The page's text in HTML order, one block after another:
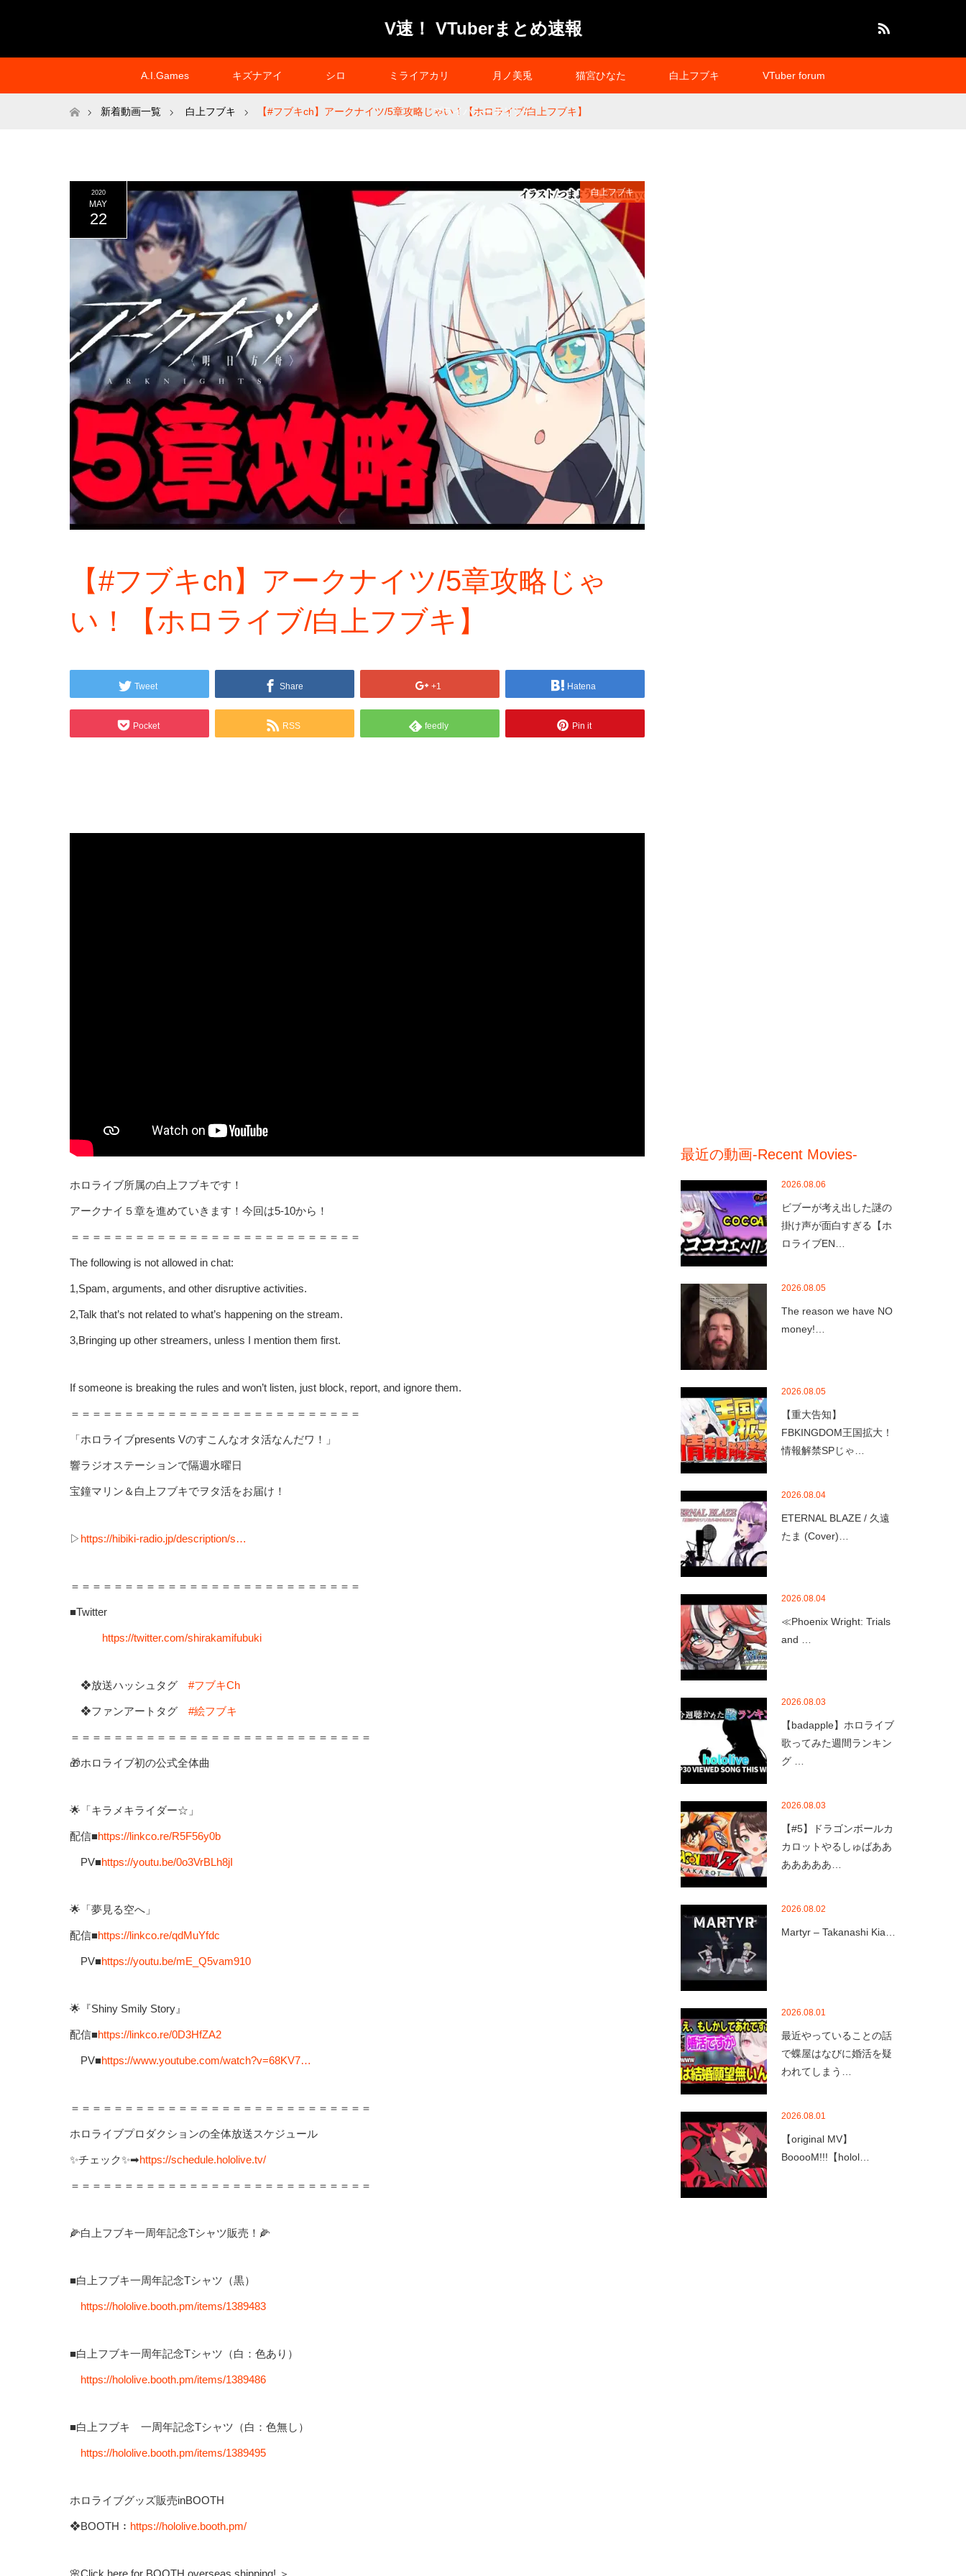
V速！ VTuberまとめ速報
A.I.Games キズナアイ シロ ミライアカリ 月ノ美兎 猫宮ひなた 白上フブキ VTuber forum
プライバシーポリシー
ホーム新着動画一覧 白上フブキ 【#フブキch】アークナイツ/5章攻略じゃい！【ホロライブ/白上フブキ】
2020
MAY
22
白上フブキ
【#フブキch】アークナイツ/5章攻略じゃ
い！【ホロライブ/白上フブキ】
Tweet Share +1 Hatena
Pocket RSS feedly Pin it
ホロライブ所属の白上フブキです！
アークナイ５章を進めていきます！今回は5-10から！
＝＝＝＝＝＝＝＝＝＝＝＝＝＝＝＝＝＝＝＝＝＝＝＝＝＝＝
The following is not allowed in chat:
1,Spam, arguments, and other disruptive activities.
2,Talk that’s not related to what’s happening on the stream.
3,Bringing up other streamers, unless I mention them first.
If someone is breaking the rules and won’t listen, just block, report, and ignore them.
＝＝＝＝＝＝＝＝＝＝＝＝＝＝＝＝＝＝＝＝＝＝＝＝＝＝＝
「ホロライブpresents Vのすこんなオタ活なんだワ！」
響ラジオステーションで隔週水曜日
宝鐘マリン＆白上フブキでヲタ活をお届け！
▷ https://hibiki-radio.jp/description/s…
＝＝＝＝＝＝＝＝＝＝＝＝＝＝＝＝＝＝＝＝＝＝＝＝＝＝＝
■Twitter
https://twitter.com/shirakamifubuki
❖放送ハッシュタグ #フブキCh
❖ファンアートタグ #絵フブキ
＝＝＝＝＝＝＝＝＝＝＝＝＝＝＝＝＝＝＝＝＝＝＝＝＝＝＝＝
🎁ホロライブ初の公式全体曲
🌟「キラメキライダー☆」
配信■https://linkco.re/R5F56y0b
PV■https://youtu.be/0o3VrBLh8jI
🌟「夢見る空へ」
配信■https://linkco.re/qdMuYfdc
PV■https://youtu.be/mE_Q5vam910
🌟『Shiny Smily Story』
配信■https://linkco.re/0D3HfZA2
PV■https://www.youtube.com/watch?v=68KV7…
＝＝＝＝＝＝＝＝＝＝＝＝＝＝＝＝＝＝＝＝＝＝＝＝＝＝＝＝
ホロライブプロダクションの全体放送スケジュール
✨チェック✨➡https://schedule.hololive.tv/
＝＝＝＝＝＝＝＝＝＝＝＝＝＝＝＝＝＝＝＝＝＝＝＝＝＝＝＝
🌽白上フブキ一周年記念Tシャツ販売！🌽
■白上フブキ一周年記念Tシャツ（黒）
https://hololive.booth.pm/items/1389483
■白上フブキ一周年記念Tシャツ（白：色あり）
https://hololive.booth.pm/items/1389486
■白上フブキ 一周年記念Tシャツ（白：色無し）
https://hololive.booth.pm/items/1389495
ホロライブグッズ販売inBOOTH
❖BOOTH： https://hololive.booth.pm/
最近の動画-Recent Movies-
2026.08.06
ビブーが考え出した謎の
掛け声が面白すぎる【ホ
ロライブEN…
2026.08.05
The reason we have NO
money!…
2026.08.05
【重大告知】
FBKINGDOM王国拡大！
情報解禁SPじゃ…
2026.08.04
ETERNAL BLAZE / 久遠
たま (Cover)…
2026.08.04
≪Phoenix Wright: Trials
and …
2026.08.03
【badapple】ホロライブ
歌ってみた週間ランキン
グ …
2026.08.03
【#5】ドラゴンボールカ
カロットやるしゅばああ
あああああ…
2026.08.02
Martyr – Takanashi Kia…
2026.08.01
最近やっていることの話
で蝶屋はなびに婚活を疑
われてしまう…
2026.08.01
【original MV】
BooooM!!!【holol…